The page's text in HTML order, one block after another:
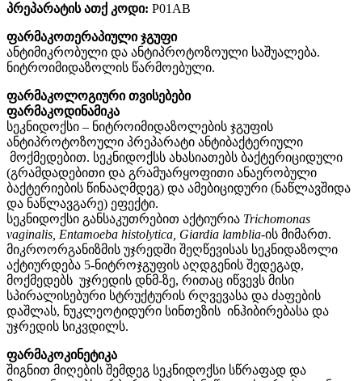
პრეპარატის ათქ კოდი: P01AB
ფარმაკოთერაპიული ჯგუფი
ანტიმიკრობული და ანტიპროტოზოული საშუალება.
ნიტროიმიდაზოლის წარმოებული.
ფარმაკოლოგიური თვისებები
ფარმაკოდინამიკა
სეკნიდოქსი – ნიტროიმიდაზოლების ჯგუფის
ანტიპროტოზოული პრეპარატი ანტიბაქტერიული
მოქმედებით. სეკნიდოქსს ახასიათებს ბაქტერიციდული
(გრამდადებითი და გრამუარყოფითი ანაერობული
ბაქტერიების წინააღმდეგ) და ამებიციდური (ნაწლავშიდა
და ნაწლავგარე) ეფექტი.
სეკნიდოქსი განსაკუთრებით აქტიურია Trichomonas
vaginalis, Entamoeba histolytica, Giardia lamblia-ის მიმართ.
მიკროორგანიზმის უჯრედში შეღწევისას სეკნიდაზოლი
აქტიურდება 5-ნიტროჯგუფის აღდგენის შედეგად,
მოქმედებს უჯრედის დნმ-ზე, რითაც იწვევს მისი
სპირალისებური სტრუქტურის რღვევასა და ძაფების
დაშლას, ნუკლეოტიდური სინთეზის ინჰიბირებასა და
უჯრედის სიკვდილს.
ფარმაკოკინეტიკა
შიგნით მიღების შემდეგ სეკნიდოქსი სწრაფად და